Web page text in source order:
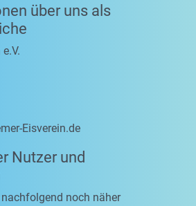
über uns als
Eisverein.de
Nutzer und
noch näher